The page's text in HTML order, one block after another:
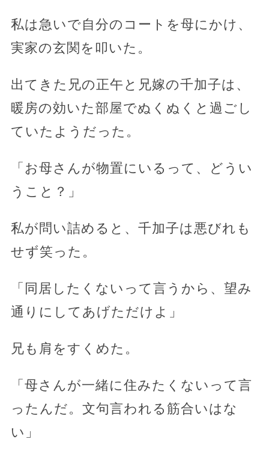
私は急いで自分のコートを母にかけ、
実家の玄関を叩いた。
出てきた兄の正午と兄嫁の千加子は、
暖房の効いた部屋でぬくぬくと過ごし
ていたようだった。
「お母さんが物置にいるって、どうい
うこと？」
私が問い詰めると、千加子は悪びれも
せず笑った。
「同居したくないって言うから、望み
通りにしてあげただけよ」
兄も肩をすくめた。
「母さんが一緒に住みたくないって言
ったんだ。文句言われる筋合いはな
い」